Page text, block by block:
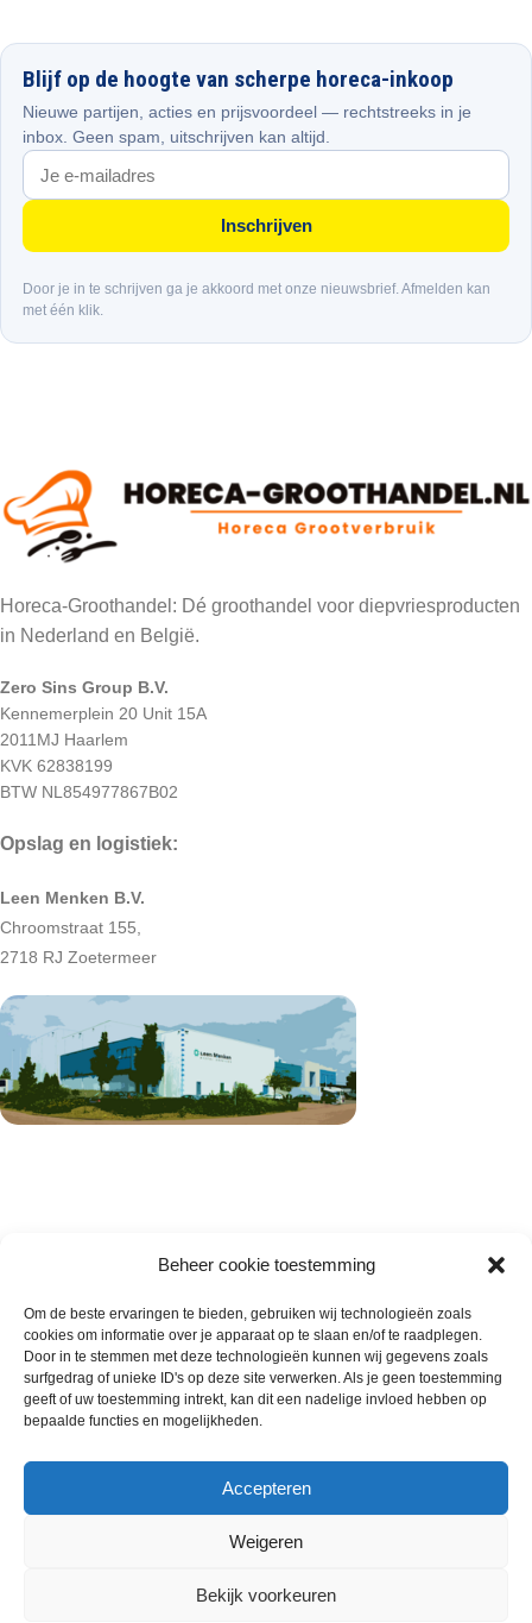
Beheer cookie toestemming
Om de beste ervaringen te bieden, gebruiken wij technologieën zoals
cookies om informatie over je apparaat op te slaan en/of te raadplegen.
Door in te stemmen met deze technologieën kunnen wij gegevens zoals
surfgedrag of unieke ID's op deze site verwerken. Als je geen toestemming
geeft of uw toestemming intrekt, kan dit een nadelige invloed hebben op
bepaalde functies en mogelijkheden.
Accepteren
Weigeren
Bekijk voorkeuren
Blijf op de hoogte van scherpe horeca-inkoop
Nieuwe partijen, acties en prijsvoordeel — rechtstreeks in je
inbox. Geen spam, uitschrijven kan altijd.
Inschrijven
Door je in te schrijven ga je akkoord met onze nieuwsbrief. Afmelden kan
met één klik.
Horeca-Groothandel: Dé groothandel voor diepvriesproducten
in Nederland en België.
Zero Sins Group B.V.
Kennemerplein 20 Unit 15A
2011MJ Haarlem
KVK 62838199
BTW NL854977867B02
Opslag en logistiek:
Leen Menken B.V.
Chroomstraat 155,
2718 RJ Zoetermeer
Wie zijn wij
Contact met onze inkoop
Klantenservice
Annuleer & Retourbeleid
Horeca-Groothandel
Wij gebruiken cookies om uw ervaring op onze